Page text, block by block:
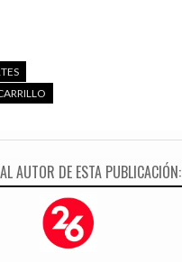
AUTOR DE ESTA PUBLICACIÓN: